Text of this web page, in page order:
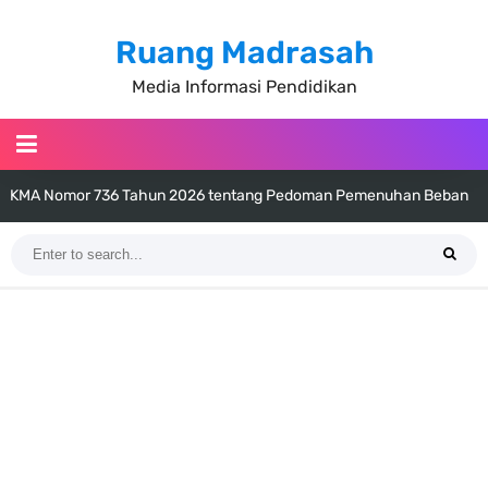
Ruang Madrasah
Media Informasi Pendidikan
KMA Nomor 736 Tahun 2026 tentang Pedoman Pemenuhan Beban
Kerja Guru Madrasah Bersertifikat